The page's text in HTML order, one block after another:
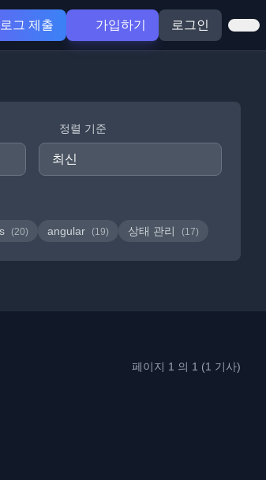
그 제출 가입하기 로그인
정렬 기준
(20) angular (19) 상태 관리 (17)
페이지 1 의 1 (1 기사)